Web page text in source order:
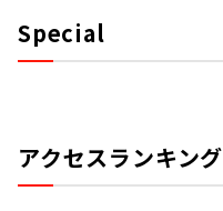
Special
アクセスランキング